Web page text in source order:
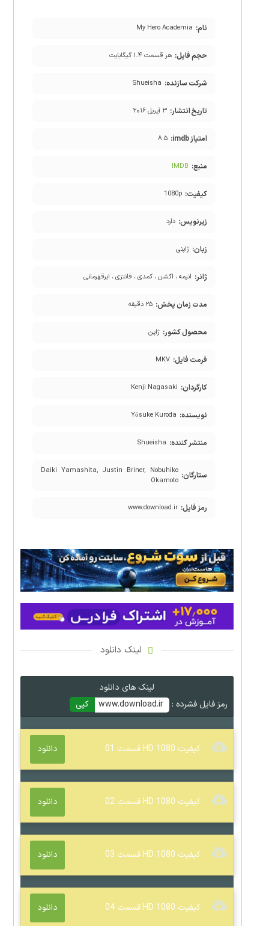
نام: My Hero Academia
حجم فایل: هر قسمت ۱.۴ گیگابایت
شرکت سازنده: Shueisha
تاریخ انتشار: ۳ آپریل ۲۰۱۶
امتیاز imdb: ۸.۵
منبع: IMDB
کیفیت: 1080p
زیرنویس: دارد
زبان: ژاپنی
ژانر: انیمه ، اکشن ، کمدی ، فانتزی ، ابرقهرمانی
مدت زمان پخش: ۲۵ دقیقه
محصول کشور: ژاپن
فرمت فایل: MKV
کارگردان: Kenji Nagasaki
نویسنده: Yōsuke Kuroda
منتشر کننده: Shueisha
ستارگان: Daiki Yamashita, Justin Briner, Nobuhiko
Okamoto
رمز فایل: www.download.ir
لینک دانلود
لینک های دانلود
رمز فایل فشرده :
www.download.ir کپی
کیفیت 1080 HD قسمت 01 دانلود
کیفیت 1080 HD قسمت 02 دانلود
کیفیت 1080 HD قسمت 03 دانلود
کیفیت 1080 HD قسمت 04 دانلود